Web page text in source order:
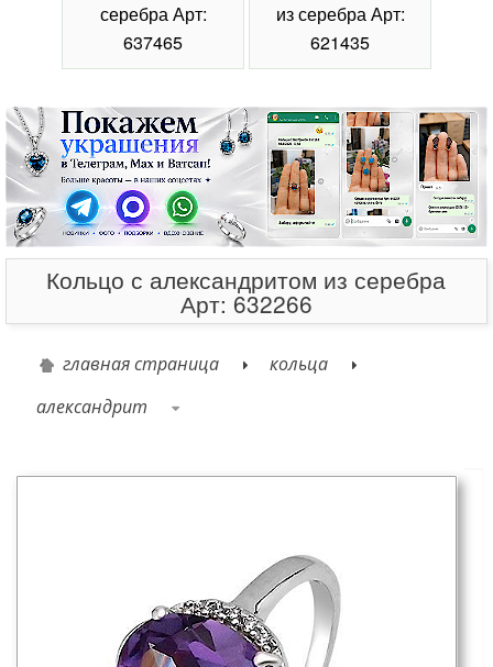
серебра Арт:
637465
из серебра Арт:
621435
Кольцо с александритом из серебра
Арт: 632266
главная страница
кольца
александрит